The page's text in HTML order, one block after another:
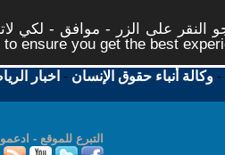
النقر على الزر - موافق - لكي
ensure you get the best
-وكالة أنباء حقوق الإنسان - اخبار
التبرع للموقع -